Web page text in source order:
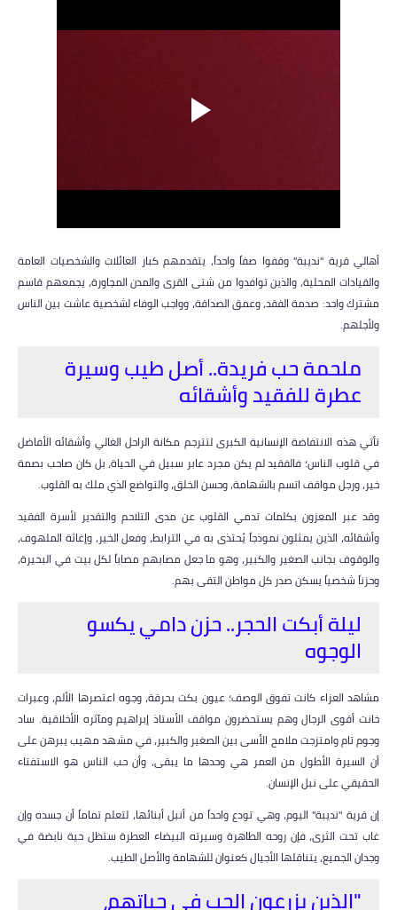
أهالي قرية "نديبة" وقفوا صفاً واحداً، يتقدمهم كبار العائلات والشخصيات العامة
والقيادات المحلية، والذين توافدوا من شتى القرى والمدن المجاورة، يجمعهم قاسم
مشترك واحد: صدمة الفقد، وعمق الصداقة، وواجب الوفاء لشخصية عاشت بين الناس
ولأجلهم.
ملحمة حب فريدة.. أصل طيب وسيرة
عطرة للفقيد وأشقائه
تأتي هذه الانتفاضة الإنسانية الكبرى لتترجم مكانة الراحل الغالي وأشقائه الأفاضل
في قلوب الناس؛ فالفقيد لم يكن مجرد عابر سبيل في الحياة، بل كان صاحب بصمة
خير، ورجل مواقف اتسم بالشهامة، وحسن الخلق، والتواضع الذي ملك به القلوب.
وقد عبر المعزون بكلمات تدمي القلوب عن مدى التلاحم والتقدير لأسرة الفقيد
وأشقائه، الذين يمثلون نموذجاً يُحتذى به في الترابط، وفعل الخير، وإغاثة الملهوف،
والوقوف بجانب الصغير والكبير، وهو ما جعل مصابهم مصاباً لكل بيت في البحيرة،
وحزناً شخصياً يسكن صدر كل مواطن التقى بهم.
ليلة أبكت الحجر.. حزن دامي يكسو
الوجوه
مشاهد العزاء كانت تفوق الوصف؛ عيون بكت بحرقة، وجوه اعتصرها الألم، وعبرات
خانت أقوى الرجال وهم يستحضرون مواقف الأستاذ إبراهيم ومآثره الأخلاقية. ساد
وجوم تام وامتزجت ملامح الأسى بين الصغير والكبير، في مشهد مهيب يبرهن على
أن السيرة الأطول من العمر هي وحدها ما يبقى، وأن حب الناس هو الاستفتاء
الحقيقي على نبل الإنسان.
إن قرية "نديبة" اليوم، وهي تودع واحداً من أنبل أبنائها، لتعلم تماماً أن جسده وإن
غاب تحت الثرى، فإن روحه الطاهرة وسيرته البيضاء العطرة ستظل حية نابضة في
وجدان الجميع، يتناقلها الأجيال كعنوان للشهامة والأصل الطيب.
"الذين يزرعون الحب في حياتهم،